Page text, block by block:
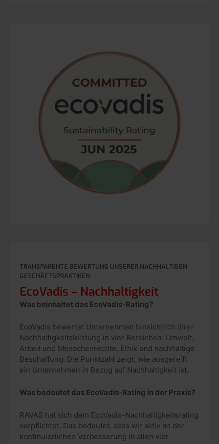
TRANSPARENTE BEWERTUNG UNSERER NACHHALTIGEN
GESCHÄFTSPRAKTIKEN
EcoVadis – Nachhaltigkeit
Was beinhaltet das EcoVadis-Rating?
EcoVadis bewertet Unternehmen hinsichtlich ihrer
Nachhaltigkeitsleistung in vier Bereichen: Umwelt,
Arbeit und Menschenrechte, Ethik und nachhaltige
Beschaffung. Die Punktzahl zeigt, wie ausgereift
ein Unternehmen in Bezug auf Nachhaltigkeit ist.
Was bedeutet das EcoVadis-Rating in der Praxis?
RAVAS hat sich dem EcoVadis-Nachhaltigkeitsrating
verpflichtet. Das bedeutet, dass wir aktiv an der
kontinuierlichen Verbesserung in allen vier